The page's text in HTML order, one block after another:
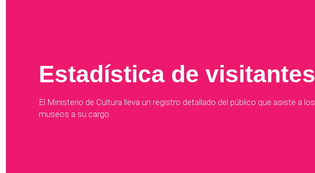
Estadística de visitantes
El Ministerio de Cultura lleva un registro detallado del público que asiste a los
museos a su cargo